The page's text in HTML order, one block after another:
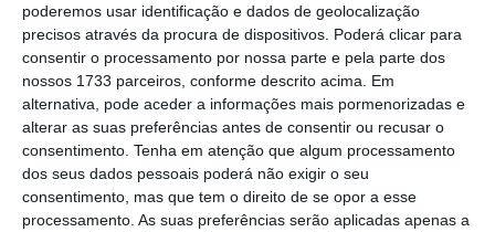
poderemos usar identificação e dados de geolocalização
precisos através da procura de dispositivos. Poderá clicar para
consentir o processamento por nossa parte e pela parte dos
nossos 1733 parceiros, conforme descrito acima. Em
alternativa, pode aceder a informações mais pormenorizadas e
alterar as suas preferências antes de consentir ou recusar o
consentimento. Tenha em atenção que algum processamento
dos seus dados pessoais poderá não exigir o seu
consentimento, mas que tem o direito de se opor a esse
processamento. As suas preferências serão aplicadas apenas a
A contração de 16,3% no segundo trimestre
deste ano, por causa da crise pandémica, é a
maior queda do PIB num trimestre de que há
registo oficial. Até agora, a maior quebra do
PIB num trimestre, em termos homólogos,
tinha sido registada no quarto trimestre de
2012 quando a economia contraiu 4,5%, de